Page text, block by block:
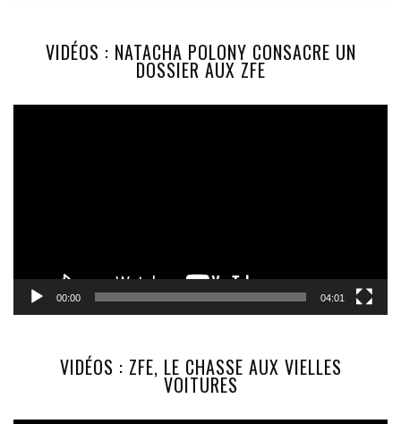
VIDÉOS : NATACHA POLONY CONSACRE UN
DOSSIER AUX ZFE
00:00 04:01
VIDÉOS : ZFE, LE CHASSE AUX VIELLES
VOITURES